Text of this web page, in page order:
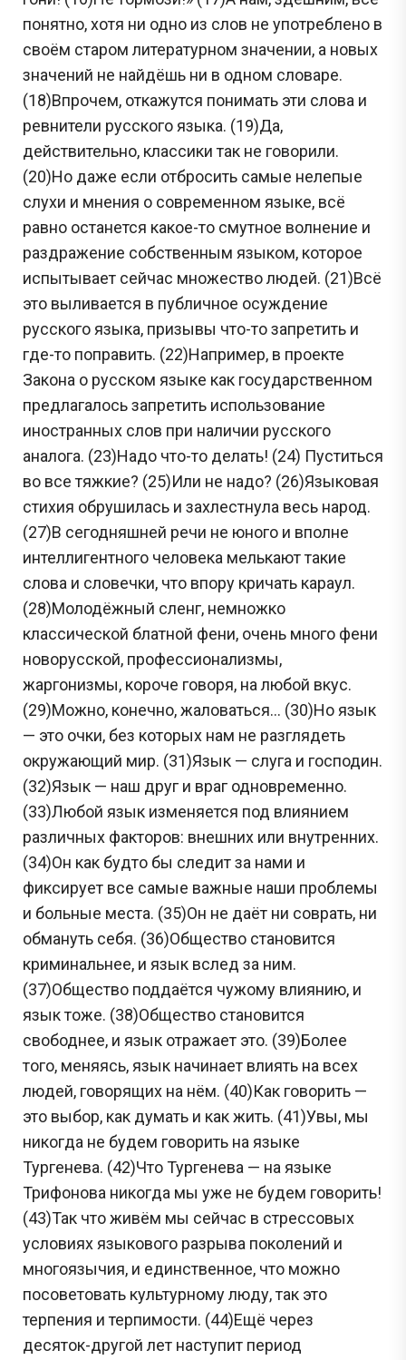
понятно, хотя ни одно из слов не употреблено в
своём старом литературном значении, а новых
значений не найдёшь ни в одном словаре.
(18)Впрочем, откажутся понимать эти слова и
ревнители русского языка. (19)Да,
действительно, классики так не говорили.
(20)Но даже если отбросить самые нелепые
слухи и мнения о современном языке, всё
равно останется какое-то смутное волнение и
раздражение собственным языком, которое
испытывает сейчас множество людей. (21)Всё
это выливается в публичное осуждение
русского языка, призывы что-то запретить и
где-то поправить. (22)Например, в проекте
Закона о русском языке как государственном
предлагалось запретить использование
иностранных слов при наличии русского
аналога. (23)Надо что-то делать! (24) Пуститься
во все тяжкие? (25)Или не надо? (26)Языковая
стихия обрушилась и захлестнула весь народ.
(27)В сегодняшней речи не юного и вполне
интеллигентного человека мелькают такие
слова и словечки, что впору кричать караул.
(28)Молодёжный сленг, немножко
классической блатной фени, очень много фени
новорусской, профессионализмы,
жаргонизмы, короче говоря, на любой вкус.
(29)Можно, конечно, жаловаться... (30)Но язык
— это очки, без которых нам не разглядеть
окружающий мир. (31)Язык — слуга и господин.
(32)Язык — наш друг и враг одновременно.
(33)Любой язык изменяется под влиянием
различных факторов: внешних или внутренних.
(34)Он как будто бы следит за нами и
фиксирует все самые важные наши проблемы
и больные места. (35)Он не даёт ни соврать, ни
обмануть себя. (36)Общество становится
криминальнее, и язык вслед за ним.
(37)Общество поддаётся чужому влиянию, и
язык тоже. (38)Общество становится
свободнее, и язык отражает это. (39)Более
того, меняясь, язык начинает влиять на всех
людей, говорящих на нём. (40)Как говорить —
это выбор, как думать и как жить. (41)Увы, мы
никогда не будем говорить на языке
Тургенева. (42)Что Тургенева — на языке
Трифонова никогда мы уже не будем говорить!
(43)Так что живём мы сейчас в стрессовых
условиях языкового разрыва поколений и
многоязычия, и единственное, что можно
посоветовать культурному люду, так это
терпения и терпимости. (44)Ещё через
десяток-другой лет наступит период